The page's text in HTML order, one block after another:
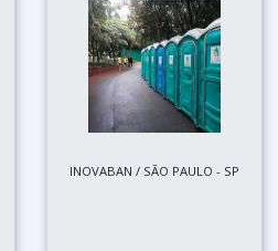
INOVABAN / SÃO PAULO - SP